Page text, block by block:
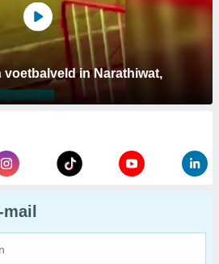
voetbalveld in Narathiwat,